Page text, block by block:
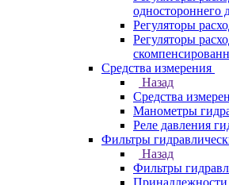
одностороннего
Регуляторы
Регуляторы
Средства измерения
Назад
Средства
Манометры
Реле давления
Фильтры
Назад
Фильтры